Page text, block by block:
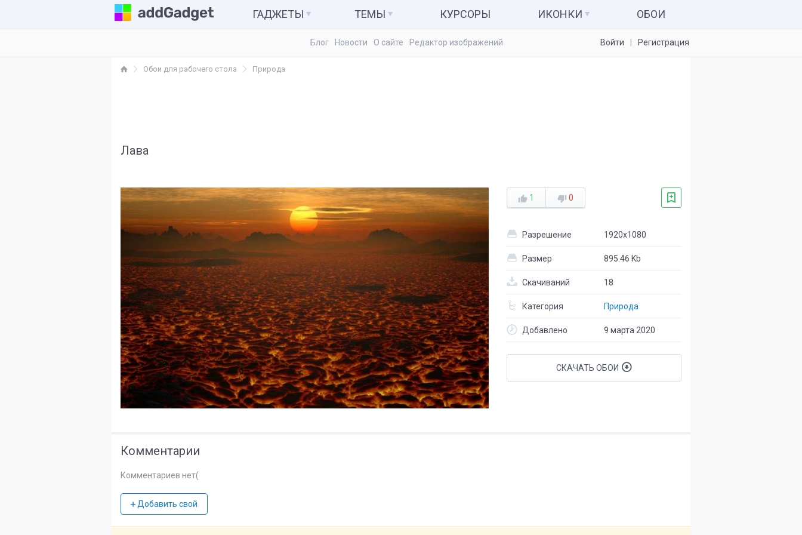
ГАДЖЕТЫ
Компьютер и система Календари
ТЕМЫ
Темы для Windows 7
КУРСОРЫ ИКОНКИ
Иконки для папок
ОБОИ
Блог Новости О сайте Редактор изображений Войти Регистрация
Обои для рабочего стола Природа
Лава
1 0
Разрешение 1920x1080
Размер 895.46 Kb
Скачиваний 18
Категория Природа
Добавлено 9 марта 2020
СКАЧАТЬ ОБОИ
Комментарии
Комментариев нет(
Добавить свой